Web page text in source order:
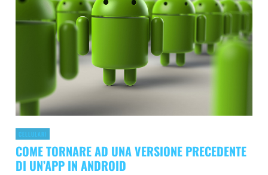
CELLULARI
COME TORNARE AD UNA VERSIONE PRECEDENTE
DI UN’APP IN ANDROID